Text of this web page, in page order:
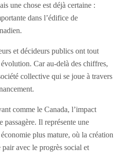
une chose est déjà certaine :
dans l’édifice de
et décideurs publics ont tout
Car au-delà des chiffres,
collective qui se joue à travers
comme le Canada, l’impact
passagère. Il représente une
plus mature, où la création
avec le progrès social et